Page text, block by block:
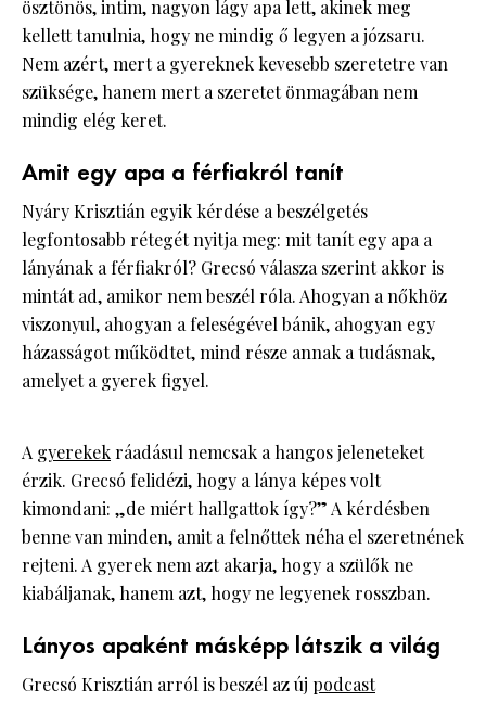
ösztönös, intim, nagyon lágy apa lett, akinek meg
kellett tanulnia, hogy ne mindig ő legyen a józsaru.
Nem azért, mert a gyereknek kevesebb szeretetre van
szüksége, hanem mert a szeretet önmagában nem
mindig elég keret.
Amit egy apa a férfiakról tanít
Nyáry Krisztián egyik kérdése a beszélgetés
legfontosabb rétegét nyitja meg: mit tanít egy apa a
lányának a férfiakról? Grecsó válasza szerint akkor is
mintát ad, amikor nem beszél róla. Ahogyan a nőkhöz
viszonyul, ahogyan a feleségével bánik, ahogyan egy
házasságot működtet, mind része annak a tudásnak,
amelyet a gyerek figyel.
A gyerekek ráadásul nemcsak a hangos jeleneteket
érzik. Grecsó felidézi, hogy a lánya képes volt
kimondani: „de miért hallgattok így?” A kérdésben
benne van minden, amit a felnőttek néha el szeretnének
rejteni. A gyerek nem azt akarja, hogy a szülők ne
kiabáljanak, hanem azt, hogy ne legyenek rosszban.
Lányos apaként másképp látszik a világ
Grecsó Krisztián arról is beszél az új podcast